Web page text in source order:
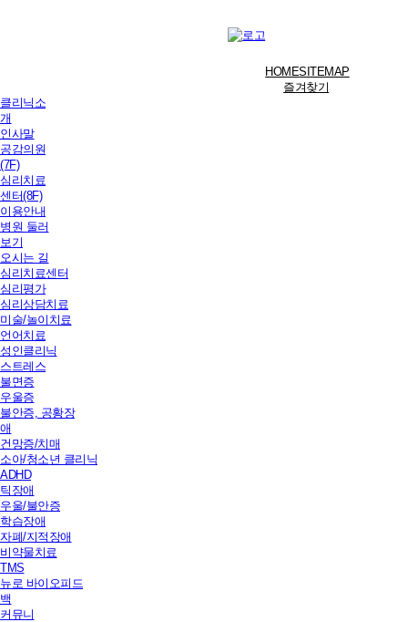
HOMESITEMAP
즐겨찾기
클리닉소
개
인사말
공감의원
(7F)
심리치료
센터(8F)
이용안내
병원 둘러
보기
오시는 길
심리치료센터
심리평가
심리상담치료
미술/놀이치료
언어치료
성인클리닉
스트레스
불면증
우울증
불안증, 공황장
애
건망증/치매
소아/청소년 클리닉
ADHD
틱장애
우울/불안증
학습장애
자폐/지적장애
비약물치료
TMS
뉴로 바이오피드
백
커뮤니